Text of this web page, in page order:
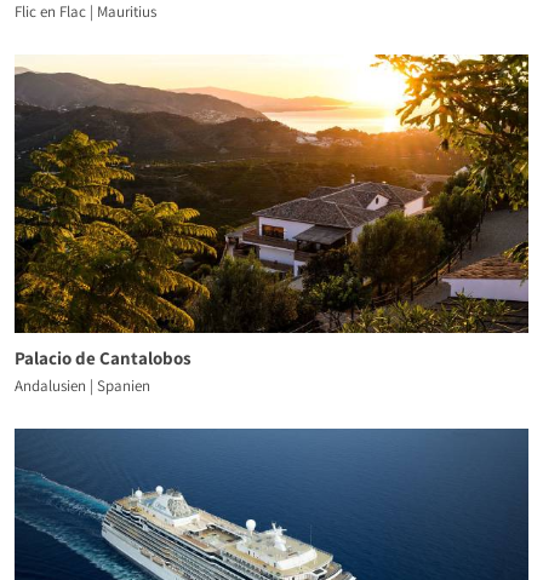
Flic en Flac | Mauritius
Palacio de Cantalobos
Andalusien | Spanien